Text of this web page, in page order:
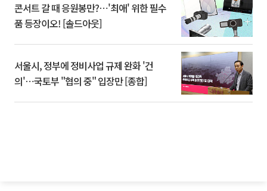
콘서트 갈 때 응원봉만?⋯'최애' 위한 필수
품 등장이오! [솔드아웃]
서울시, 정부에 정비사업 규제 완화 '건
의'⋯국토부 "협의 중" 입장만 [종합]